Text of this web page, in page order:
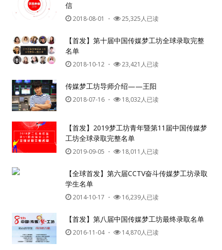
用户名或Email
密码
记住我的登录状态
没帐号？注册一个
信
2018-08-01 ・ 25,325人已读
【首发】第十届中国传媒梦工坊全球录取完整
名单
2018-10-12 ・ 23,421人已读
传媒梦工坊导师介绍——王阳
2018-07-16 ・ 18,032人已读
【首发】2019梦工坊青年暨第11届中国传媒梦
工坊全球录取完整名单
2019-09-05 ・ 18,011人已读
【全球首发】第六届CCTV奋斗传媒梦工坊录取
学生名单
2014-10-17 ・ 16,239人已读
【首发】第八届中国传媒梦工坊最终录取名单
2016-11-04・ 14,870人已读